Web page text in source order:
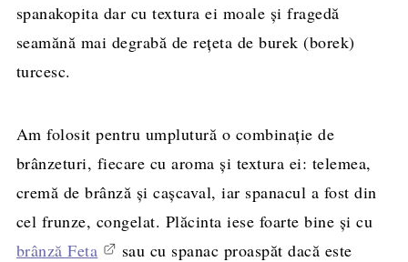
spanakopita dar cu textura ei moale și fragedă
seamănă mai degrabă de rețeta de burek (borek)
turcesc.
Am folosit pentru umplutură o combinație de
brânzeturi, fiecare cu aroma și textura ei: telemea,
cremă de brânză și cașcaval, iar spanacul a fost din
cel frunze, congelat. Plăcinta iese foarte bine și cu
brânză Feta
sau cu spanac proaspăt dacă este